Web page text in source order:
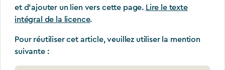
et d'ajouter un lien vers cette page. Lire le texte
intégral de la licence.
Pour réutiliser cet article, veuillez utiliser la mention
suivante :